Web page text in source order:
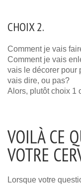
CHOIX 2.
Comment je vais
Comment je vais
vais le décorer pour
vais dire, ou pas?
Alors, plutôt choix 1
VOILÀ CE
VOTRE
Lorsque votre